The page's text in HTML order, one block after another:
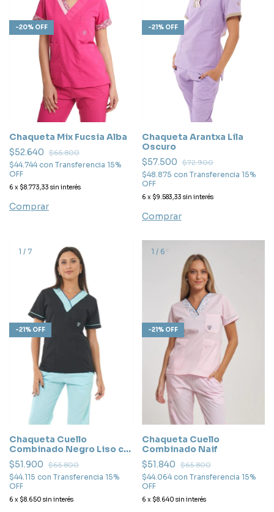
-20% OFF
Chaqueta Mix Fucsia Alba
$52.640
$65.800
$44.744 con Transferencia 15%
OFF
6 x $8.773,33 sin interés
Comprar
-21% OFF
Chaqueta Arantxa Lila
Oscuro
$57.500
$72.900
$48.875 con Transferencia 15%
OFF
6 x $9.583,33 sin interés
Comprar
1 / 7
-21% OFF
Chaqueta Cuello
Combinado Negro Liso c/
Turquesa
$51.900 $65.800
$44.115 con Transferencia 15%
OFF
6 x $8.650 sin interés
1 / 6
-21 % OFF
Chaqueta Cuello
Combinado Naif
$51.840
$65.800
$44.064 con Transferencia 15%
OFF
6 x $8.640 sin interés